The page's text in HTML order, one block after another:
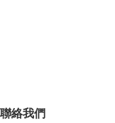
聯絡我們